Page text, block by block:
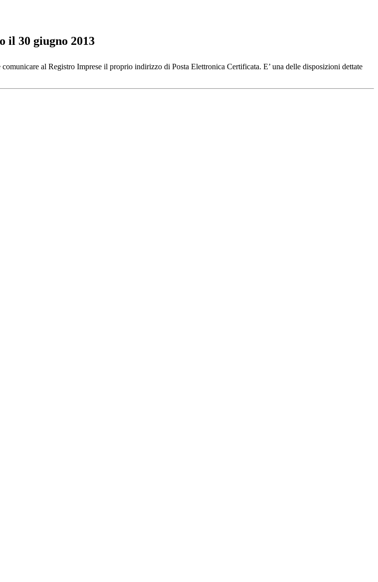
il 30 giugno 2013
al Registro Imprese il proprio indirizzo di Posta Elettronica Certificata. E’ una delle disposizioni dettate